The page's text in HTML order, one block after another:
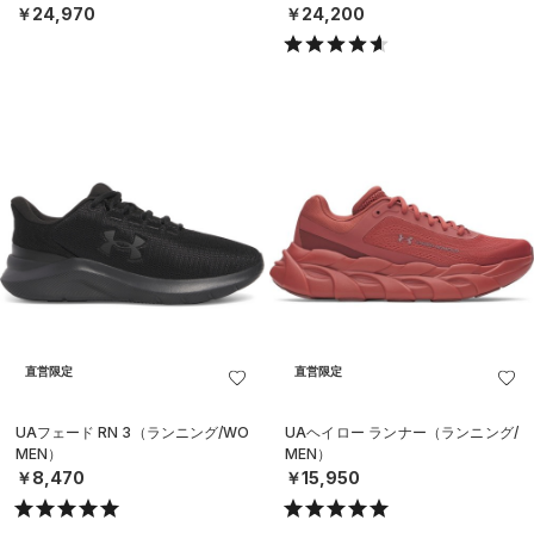
￥24,970 ￥24,200
直営限定
UAフェード RN 3（ランニング/WO
MEN）
￥8,470
直営限定
UAヘイロー ランナー（ランニング/
MEN）
￥15,950